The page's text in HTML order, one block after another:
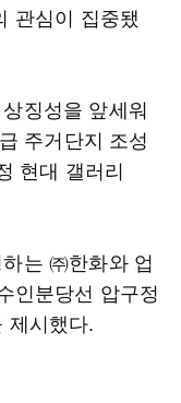
관심이 집중됐
징성을 앞세워
주거단지 조성
현대 갤러리
는 ㈜한화와 업
인분당선 압구정
제시했다.